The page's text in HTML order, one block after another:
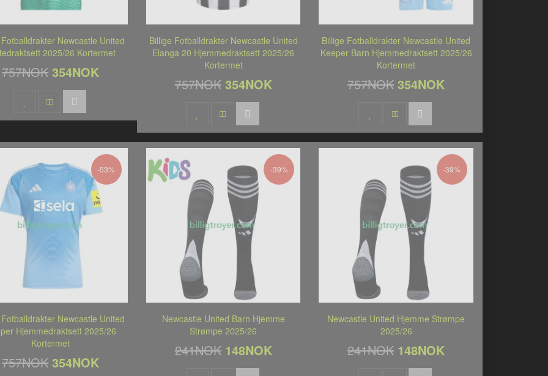
Newcastle United
2025/26 Kortermet
757NOK 354NOK
Billige Fotballdrakter Newcastle United
Elanga 20 Hjemmedraktsett 2025/26
Kortermet
757NOK 354NOK
Billige Fotballdrakter Newcastle United
Keeper Barn Hjemmedraktsett 2025/26
Kortermet
757NOK 354NOK
-53%
Newcastle United
Hjemmedraktsett 2025/26
Kortermet
757NOK 354NOK
-39%
Newcastle United Barn Hjemme
Strømpe 2025/26
241NOK 148NOK
-39%
Newcastle United Hjemme Strømpe
2025/26
241NOK 148NOK